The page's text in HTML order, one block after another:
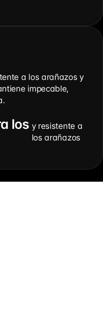
a los arañazos y
impecable,
los y resistente a
los arañazos